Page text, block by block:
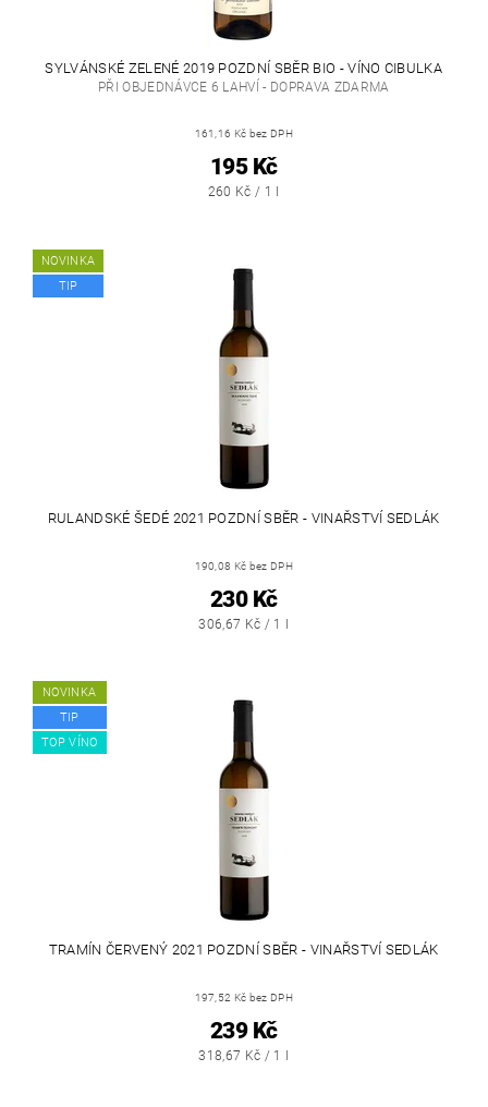
SYLVÁNSKÉ ZELENÉ 2019 POZDNÍ SBĚR BIO - VÍNO CIBULKA
PŘI OBJEDNÁVCE 6 LAHVÍ - DOPRAVA ZDARMA
161,16 Kč bez DPH
195 Kč
260 Kč / 1 l
NOVINKA
TIP
RULANDSKÉ ŠEDÉ 2021 POZDNÍ SBĚR - VINAŘSTVÍ SEDLÁK
190,08 Kč bez DPH
230 Kč
306,67 Kč / 1 l
NOVINKA
TIP
TOP VÍNO
TRAMÍN ČERVENÝ 2021 POZDNÍ SBĚR - VINAŘSTVÍ SEDLÁK
197,52 Kč bez DPH
239 Kč
318,67 Kč / 1 l